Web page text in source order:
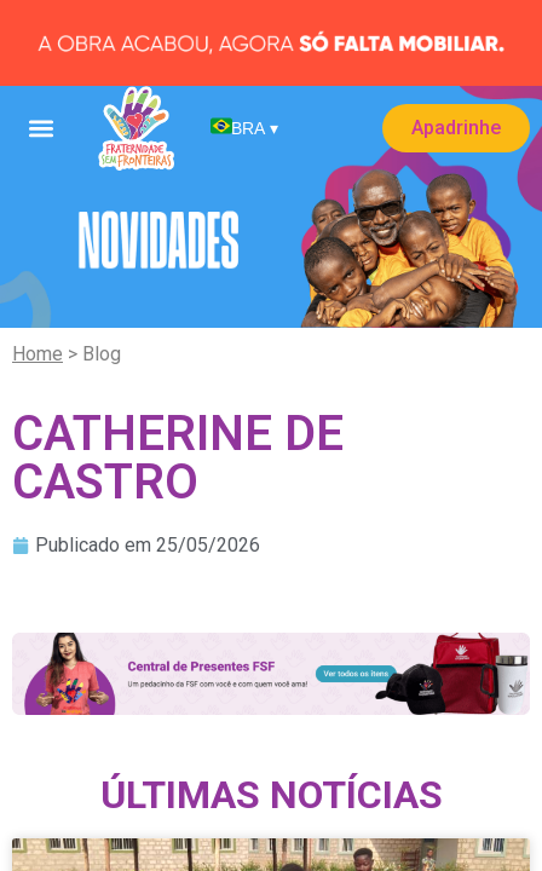
BRA ▾ Apadrinhe
Home > Blog
CATHERINE DE
CASTRO
Publicado em 25/05/2026
ÚLTIMAS NOTÍCIAS